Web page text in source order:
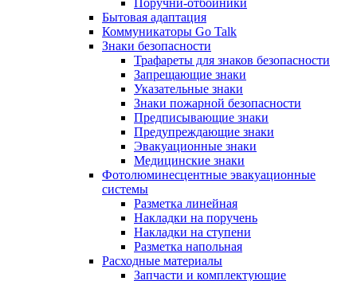
Поручни-отбойники
Бытовая адаптация
Коммуникаторы Go Talk
Знаки безопасности
Трафареты для знаков безопасности
Запрещающие знаки
Указательные знаки
Знаки пожарной безопасности
Предписывающие знаки
Предупреждающие знаки
Эвакуационные знаки
Медицинские знаки
Фотолюминесцентные эвакуационные
системы
Разметка линейная
Накладки на поручень
Накладки на ступени
Разметка напольная
Расходные материалы
Запчасти и комплектующие